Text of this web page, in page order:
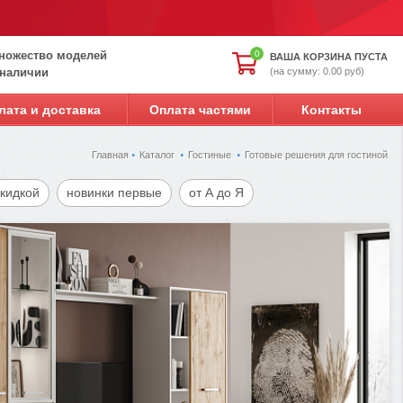
0
ВАША КОРЗИНА ПУСТА
(на сумму: 0.00 руб)
моделей
и доставка Оплата частями Контакты
Главная Каталог Гостиные Готовые решения для гостиной
новинки первые от А до Я